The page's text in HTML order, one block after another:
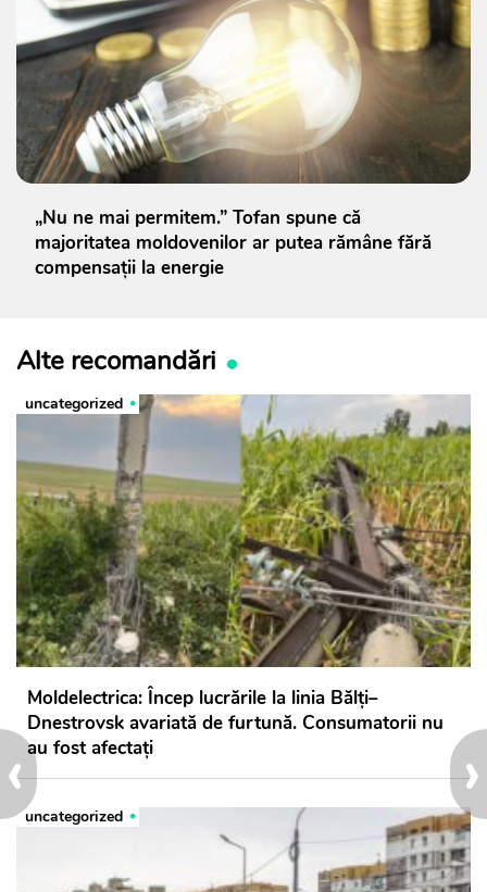
›
‹
„Nu ne mai permitem.” Tofan spune că
majoritatea moldovenilor ar putea rămâne fără
compensații la energie
Alte recomandări
uncategorized
Moldelectrica: Încep lucrările la linia Bălți–
Dnestrovsk avariată de furtună. Consumatorii nu
au fost afectați
uncategorized